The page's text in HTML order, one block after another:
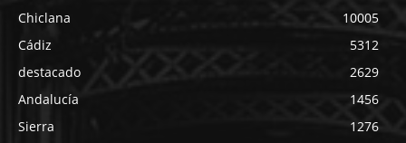
Chiclana
10005
Cádiz
5312
destacado
2629
Andalucía
1456
Sierra
1276